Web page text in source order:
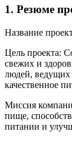
1. Резюме
Название
Цель проекта:
свежих и
людей,
качественное
Миссия
пище,
питании и